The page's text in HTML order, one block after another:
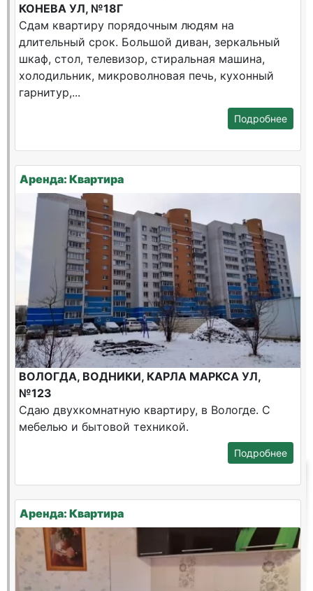
КОНЕВА УЛ, №18Г
Сдам квартиру порядочным людям на
длительный срок. Большой диван, зеркальный
шкаф, стол, телевизор, стиральная машина,
холодильник, микроволновая печь, кухонный
гарнитур,...
Подробнее
Аренда: Квартира
ВОЛОГДА, ВОДНИКИ, КАРЛА МАРКСА УЛ,
№123
Сдаю двухкомнатную квартиру, в Вологде. С
мебелью и бытовой техникой.
Подробнее
Аренда: Квартира